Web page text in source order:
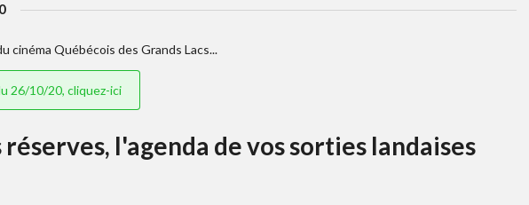
cinéma Québécois des Grands Lacs...
26/10/20, cliquez-ici
l'agenda de vos sorties landaises